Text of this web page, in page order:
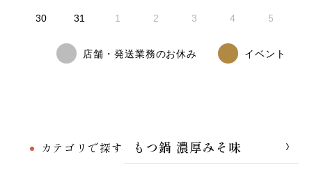
カテゴリで探す
もつ鍋 濃厚みそ味
30 31 1 2 3 4 5
店舗・発送業務のお休み イベント